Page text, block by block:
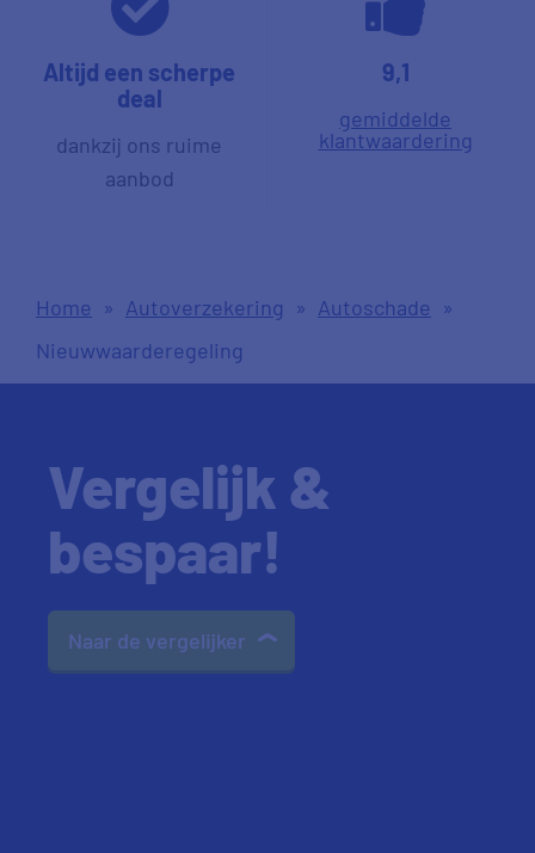
Altijd een scherpe
deal
dankzij ons ruime
aanbod
9,1
gemiddelde
klantwaardering
Home » Autoverzekering » Autoschade »
Nieuwwaarderegeling
Vergelijk &
bespaar!
Naar de vergelijker